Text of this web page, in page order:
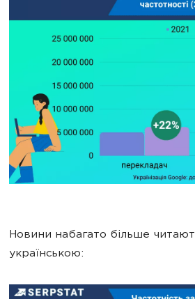
Новини набагато більше
українською: